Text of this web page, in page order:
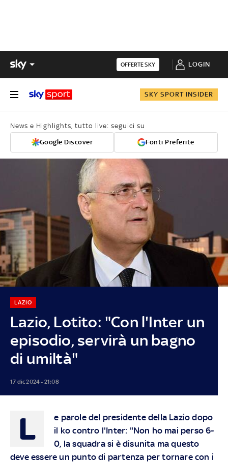
OFFERTE SKY LOGIN
SKY SPORT INSIDER
News e Highlights, tutto live: seguici su
Google Discover Fonti Preferite
Lazio, Lotito: "Con l'Inter un
episodio, servirà un bagno
di umiltà"
LAZIO
17 dic 2024 - 21:08
L
e parole del presidente della Lazio dopo
il ko contro l'Inter: "Non ho mai perso 6-
0, la squadra si è disunita ma questo
deve essere un punto di partenza per tornare con i